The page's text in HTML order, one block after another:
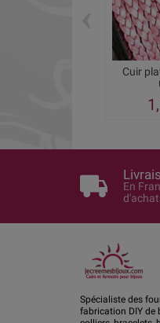
Cuir
En
Spécialiste des
fabrication DIY de